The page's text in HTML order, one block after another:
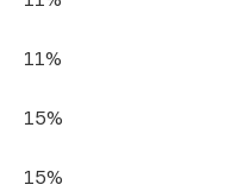
11%
15%
15%